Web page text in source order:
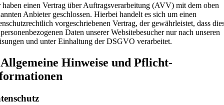
haben einen Vertrag über Auftragsverarbeitung (AVV) mit dem oben
Anbieter geschlossen. Hierbei handelt es sich um einen
vorgeschriebenen Vertrag, der gewährleistet, dass
Daten unserer Websitebesucher nur nach unseren
und unter Einhaltung der DSGVO verarbeitet.
Hinweise und Pflicht­